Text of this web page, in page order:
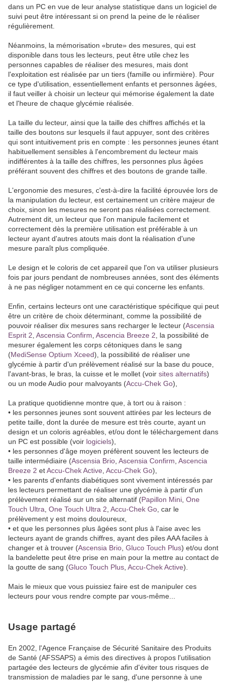
dans un PC en vue de leur analyse statistique dans un logiciel de
suivi peut être intéressant si on prend la peine de le réaliser
régulièrement.
Néanmoins, la mémorisation «brute» des mesures, qui est
disponible dans tous les lecteurs, peut être utile chez les
personnes capables de réaliser des mesures, mais dont
l'exploitation est réalisée par un tiers (famille ou infirmière). Pour
ce type d'utilisation, essentiellement enfants et personnes âgées,
il faut veiller à choisir un lecteur qui mémorise également la date
et l'heure de chaque glycémie réalisée.
La taille du lecteur, ainsi que la taille des chiffres affichés et la
taille des boutons sur lesquels il faut appuyer, sont des critères
qui sont intuitivement pris en compte : les personnes jeunes étant
habituellement sensibles à l'encombrement du lecteur mais
indifférentes à la taille des chiffres, les personnes plus âgées
préférant souvent des chiffres et des boutons de grande taille.
L'ergonomie des mesures, c'est-à-dire la facilité éprouvée lors de
la manipulation du lecteur, est certainement un critère majeur de
choix, sinon les mesures ne seront pas réalisées correctement.
Autrement dit, un lecteur que l'on manipule facilement et
correctement dès la première utilisation est préférable à un
lecteur ayant d'autres atouts mais dont la réalisation d'une
mesure paraît plus compliquée.
Le design et le coloris de cet appareil que l'on va utiliser plusieurs
fois par jours pendant de nombreuses années, sont des éléments
à ne pas négliger notamment en ce qui concerne les enfants.
Enfin, certains lecteurs ont une caractéristique spécifique qui peut
être un critère de choix déterminant, comme la possibilité de
pouvoir réaliser dix mesures sans recharger le lecteur (Ascensia
Esprit 2 Ascensia Confirm Ascencia Breeze 2 , la possibilité de
mesurer également les corps cétoniques dans le sang
(MediSense Optium Xceed), la possibilité de réaliser une
glycémie à partir d'un prélèvement réalisé sur la base du pouce,
l'avant-bras, le bras, la cuisse et le mollet (voir sites alternatifs)
ou un mode Audio pour malvoyants (Accu-Chek Go),
La pratique quotidienne montre que, à tort ou à raison :
• les personnes jeunes sont souvent attirées par les lecteurs de
petite taille, dont la durée de mesure est très courte, ayant un
design et un coloris agréables, et/ou dont le téléchargement dans
un PC est possible (voir logiciels),
• les personnes d'âge moyen préfèrent souvent les lecteurs de
taille intermédiaire (Ascensia Brio Ascensia Confirm Ascencia
Breeze 2 etAccu-Chek Active Accu-Chek Go),
• les parents d'enfants diabétiques sont vivement intéressés par
les lecteurs permettant de réaliser une glycémie à partir d'un
prélèvement réalisé sur un site alternatif (Papillon Mini One
Touch Ultra One Touch Ultra 2 Accu-Chek Go , car le
prélèvement y est moins douloureux,
• et que les personnes plus âgées sont plus à l'aise avec les
lecteurs ayant de grands chiffres, ayant des piles AAA faciles à
changer et à trouver (Ascensia Brio Gluco Touch Plus) et/ou dont
la bandelette peut être prise en main pour la mettre au contact de
la goutte de sang (Gluco Touch Plus Accu-Chek Active).
Mais le mieux que vous puissiez faire est de manipuler ces
lecteurs pour vous rendre compte par vous-même...
Usage partagé
En 2002, l'Agence Française de Sécurité Sanitaire des Produits
de Santé (AFSSAPS) a émis des directives à propos l'utilisation
partagée des lecteurs de glycémie afin d'éviter tous risques de
transmission de maladies par le sang, d'une personne à une